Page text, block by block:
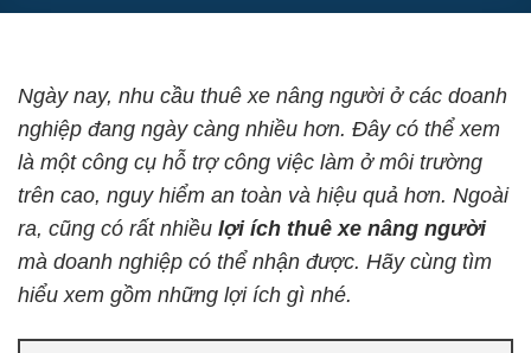
Ngày nay, nhu cầu thuê xe nâng người ở các doanh
nghiệp đang ngày càng nhiều hơn. Đây có thể xem
là một công cụ hỗ trợ công việc làm ở môi trường
trên cao, nguy hiểm an toàn và hiệu quả hơn. Ngoài
ra, cũng có rất nhiều lợi ích thuê xe nâng người
mà doanh nghiệp có thể nhận được. Hãy cùng tìm
hiểu xem gồm những lợi ích gì nhé.